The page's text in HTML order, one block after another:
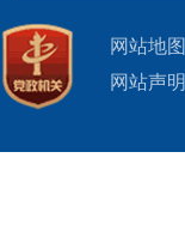
网站地图
网站声明